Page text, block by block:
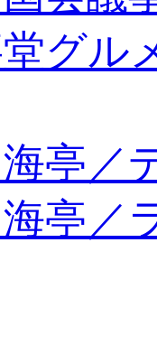
グル
亭／
亭／